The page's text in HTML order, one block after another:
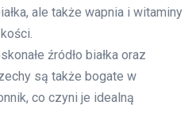
ale także wapnia i witaminy
źródło białka oraz
są także bogate w
co czyni je idealną